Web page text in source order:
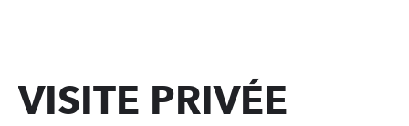
sWiss Cocktails
VISITE PRIVÉE